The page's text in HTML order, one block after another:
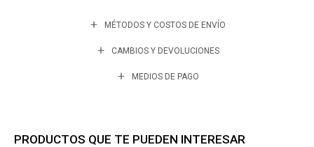
MÉTODOS Y COSTOS DE ENVÍO
CAMBIOS Y DEVOLUCIONES
MEDIOS DE PAGO
PRODUCTOS QUE TE PUEDEN INTERESAR